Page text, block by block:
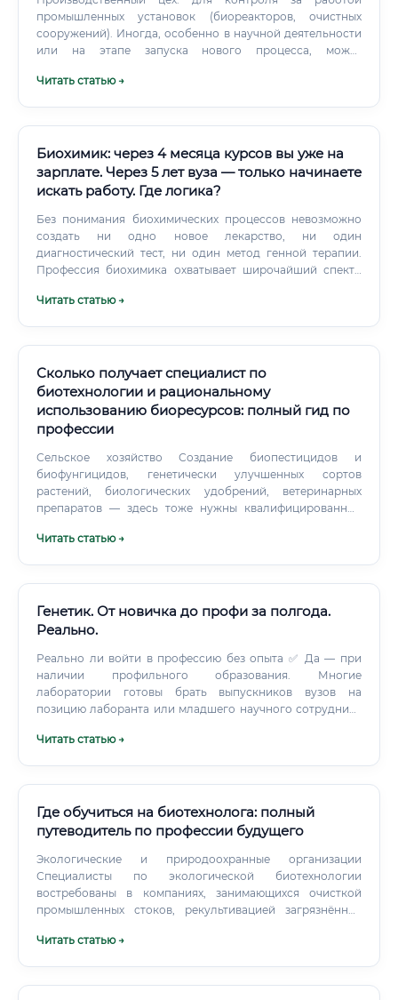
промышленных установок (биореакторов, очистных
сооружений). Иногда, особенно в научной деятельности
или на этапе запуска нового процесса, может
некоторые биологические процессы требуют
Читать статью →
Биохимик: через 4 месяца курсов вы уже на
зарплате. Через 5 лет вуза — только начинаете
искать работу. Где логика?
Без понимания биохимических процессов невозможно
создать ни одно новое лекарство, ни один
диагностический тест, ни один метод генной терапии.
Профессия биохимика охватывает широчайший спектр
исследований в академической среде до прикладных
Читать статью →
Сколько получает специалист по
биотехнологии и рациональному
использованию биоресурсов: полный гид по
профессии
Сельское хозяйство Создание биопестицидов и
биофунгицидов, генетически улучшенных сортов
растений, биологических удобрений, ветеринарных
препаратов — здесь тоже нужны квалифицированные
деятельность Государственные и частные организации,
Читать статью →
Генетик. От новичка до профи за полгода.
Реально.
Реально ли войти в профессию без опыта ✅ Да — при
наличии профильного образования. Многие
лаборатории готовы брать выпускников вузов на
позицию лаборанта или младшего научного сотрудника
Читать статью →
Где обучиться на биотехнолога: полный
путеводитель по профессии будущего
Экологические и природоохранные организации
Специалисты по экологической биотехнологии
востребованы в компаниях, занимающихся очисткой
промышленных стоков, рекультивацией загрязнённых
среды. Стартапы и биотех-компании Одна из самых
Читать статью →